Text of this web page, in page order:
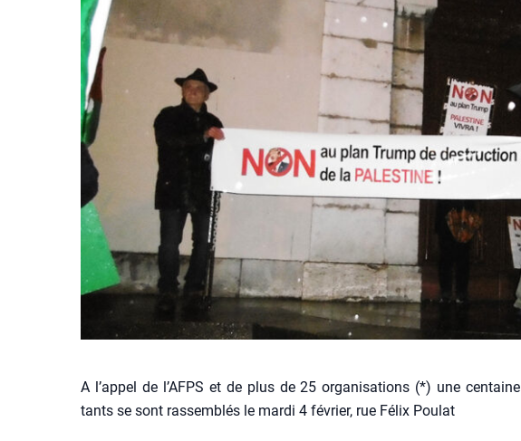
A l’appel de l’AFPS et de plus de 25 orga­ni­sa­tions (*) une
tants se sont ras­sem­blés le mar­di 4 février, rue Félix Pou­lat